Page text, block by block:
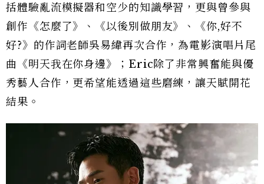
括體驗亂流模擬器和空少的知識學習，更與曾參與
創作《怎麼了》、《以後別做朋友》、《你,好不
好?》的作詞老師吳易緯再次合作，為電影演唱片尾
曲《明天我在你身邊》；Eric除了非常興奮能與優
秀藝人合作，更希望能透過這些磨練，讓天賦開花
結果。